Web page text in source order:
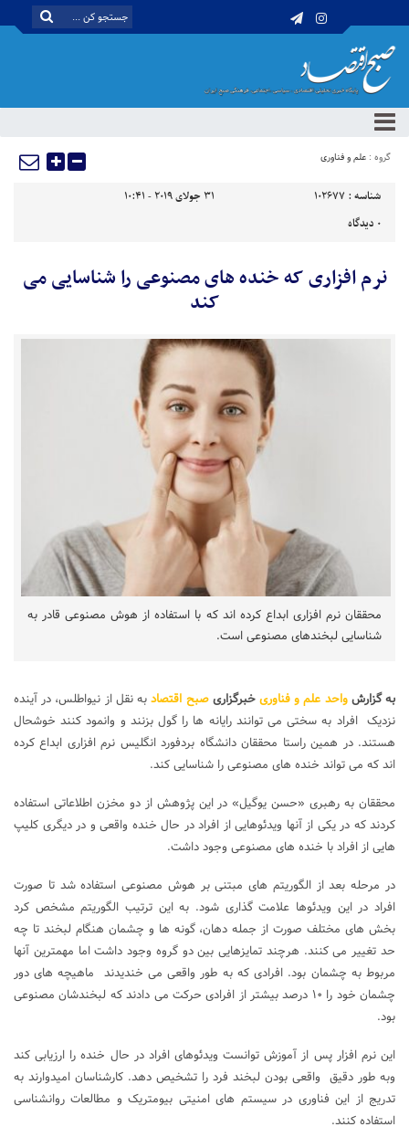
گروه : علم و فناوری
شناسه : 102677
31 جولای 2019 - 10:41
0 دیدگاه
نرم افزاری که خنده های مصنوعی را شناسایی می
کند
محققان نرم افزاری ابداع کرده اند که با استفاده از هوش مصنوعی قادر به
شناسایی لبخندهای مصنوعی است.
به گزارشواحد علم و فناوریخبرگزاریصبح اقتصادبه نقل از نیواطلس، در آینده
نزدیک افراد به سختی می توانند رایانه ها را گول بزنند و وانمود کنند خوشحال
هستند. در همین راستا محققان دانشگاه بردفورد انگلیس نرم افزاری ابداع کرده
اند که می تواند خنده های مصنوعی را شناسایی کند.
محققان به رهبری «حسن یوگیل» در این پژوهش از دو مخزن اطلاعاتی استفاده
کردند که در یکی از آنها ویدئوهایی از افراد در حال خنده واقعی و در دیگری کلیپ
هایی از افراد با خنده های مصنوعی وجود داشت.
در مرحله بعد از الگوریتم های مبتنی بر هوش مصنوعی استفاده شد تا صورت
افراد در این ویدئوها علامت گذاری شود. به این ترتیب الگوریتم مشخص کرد
بخش های مختلف صورت از جمله دهان، گونه ها و چشمان هنگام لبخند تا چه
حد تغییر می کنند. هرچند تمایزهایی بین دو گروه وجود داشت اما مهمترین آنها
مربوط به چشمان بود. افرادی که به طور واقعی می خندیدند ماهیچه های دور
چشمان خود را ۱۰ درصد بیشتر از افرادی حرکت می دادند که لبخندشان مصنوعی
بود.
این نرم افزار پس از آموزش توانست ویدئوهای افراد در حال خنده را ارزیابی کند
وبه طور دقیق واقعی بودن لبخند فرد را تشخیص دهد. کارشناسان امیدوارند به
تدریج از این فناوری در سیستم های امنیتی بیومتریک و مطالعات روانشناسی
استفاده کنند.